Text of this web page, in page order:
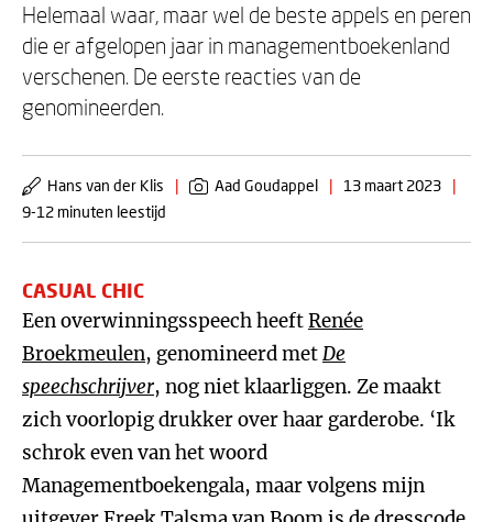
Helemaal waar, maar wel de beste appels en peren
die er afgelopen jaar in managementboekenland
verschenen. De eerste reacties van de
genomineerden.
Hans van der Klis | Aad Goudappel | 13 maart 2023
|
9-12 minuten leestijd
CASUAL CHIC
Een overwinningsspeech heeftRenée
Broekmeulen, genomineerd metDe
speechschrijver, nog niet klaarliggen. Ze maakt
zich voorlopig drukker over haar garderobe. ‘Ik
schrok even van het woord
Managementboekengala, maar volgens mijn